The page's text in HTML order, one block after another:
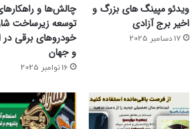
ویدئو مپینگ های بزرگ و
اخیر برج آزادی
17 دسامبر 2025
چالش‌ها و
توسعه زیرساخت
خودروهای برقی در
و جهان
16 نوامبر 2025